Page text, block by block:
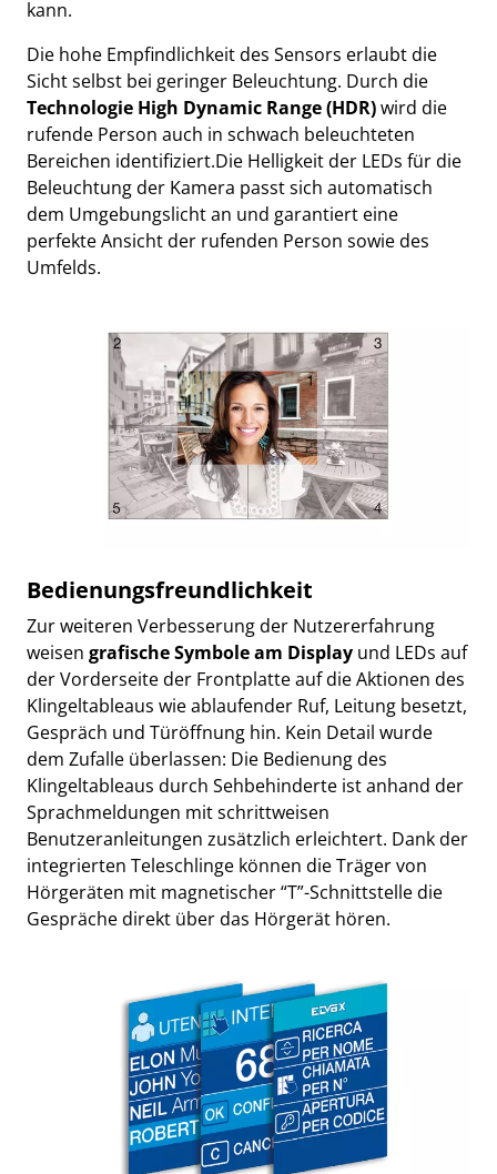
kann.
Die hohe Empfindlichkeit des Sensors erlaubt die
Sicht selbst bei geringer Beleuchtung. Durch die
Technologie High Dynamic Range (HDR)wird die
rufende Person auch in schwach beleuchteten
Bereichen identifiziert.Die Helligkeit der LEDs für die
Beleuchtung der Kamera passt sich automatisch
dem Umgebungslicht an und garantiert eine
perfekte Ansicht der rufenden Person sowie des
Umfelds.
Bedienungsfreundlichkeit
Zur weiteren Verbesserung der Nutzererfahrung
weisen grafische Symbole am Display und LEDs auf
der Vorderseite der Frontplatte auf die Aktionen des
Klingeltableaus wie ablaufender Ruf, Leitung besetzt,
Gespräch und Türöffnung hin. Kein Detail wurde
dem Zufalle überlassen: Die Bedienung des
Klingeltableaus durch Sehbehinderte ist anhand der
Sprachmeldungen mit schrittweisen
Benutzeranleitungen zusätzlich erleichtert. Dank der
integrierten Teleschlinge können die Träger von
Hörgeräten mit magnetischer “T”-Schnittstelle die
Gespräche direkt über das Hörgerät hören.